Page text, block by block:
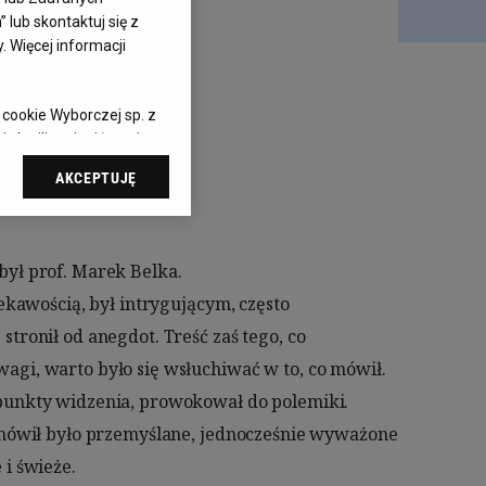
lub skontaktuj się z
Więcej informacji
Wyborczej sp. z
zmienić swoje
dot.
do sekcji
identyfikacji.
pomiar reklam i treści,
AKCEPTUJĘ